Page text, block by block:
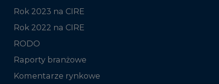
Rok 2023 na CIRE
Rok 2022 na CIRE
RODO
Raporty branżowe
Komentarze rynkowe